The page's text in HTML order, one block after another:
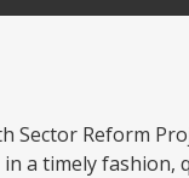
Sector Reform
a timely fashion,